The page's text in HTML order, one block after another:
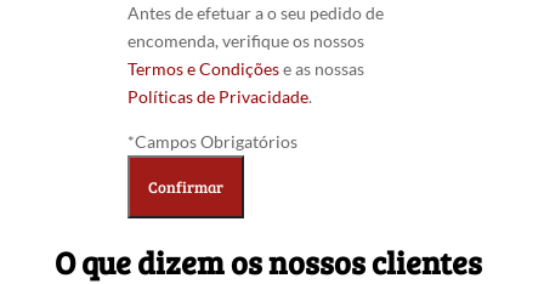
Antes de efetuar a o seu pedido de
encomenda, verifique os nossos
Termos e Condiçõese as nossas
Políticas de Privacidade.
*Campos Obrigatórios
O que dizem os nossos clientes